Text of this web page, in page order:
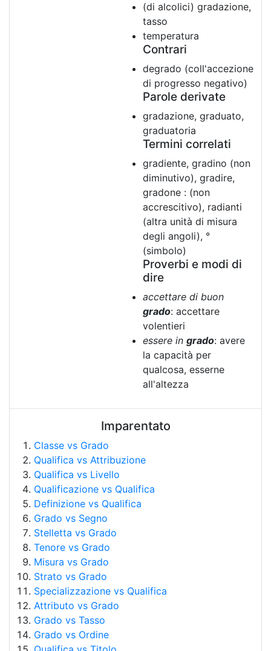
(di alcolici) gradazione,
tasso
temperatura
Contrari
degrado (coll'accezione
di progresso negativo)
Parole derivate
gradazione, graduato,
graduatoria
Termini correlati
gradiente, gradino (non
diminutivo), gradire,
gradone : (non
accrescitivo), radianti
(altra unità di misura
degli angoli), °
(simbolo)
Proverbi e modi di
dire
accettare di buon
grado: accettare
volentieri
essere in grado: avere
la capacità per
qualcosa, esserne
all'altezza
Imparentato
Classe vs Grado
Qualifica vs Attribuzione
Qualifica vs Livello
Qualificazione vs Qualifica
Definizione vs Qualifica
Grado vs Segno
Stelletta vs Grado
Tenore vs Grado
Misura vs Grado
Strato vs Grado
Specializzazione vs Qualifica
Attributo vs Grado
Grado vs Tasso
Grado vs Ordine